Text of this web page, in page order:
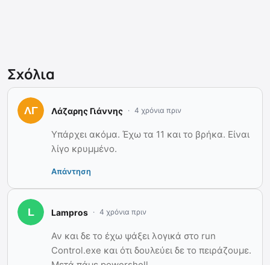
Σχόλια
Λάζαρης Γιάννης 4 χρόνια πριν
Υπάρχει ακόμα. Έχω τα 11 και το βρήκα. Είναι
λίγο κρυμμένο.
Απάντηση
Lampros 4 χρόνια πριν
Αν και δε το έχω ψάξει λογικά στο run
Control.exe και ότι δουλεύει δε το πειράζουμε.